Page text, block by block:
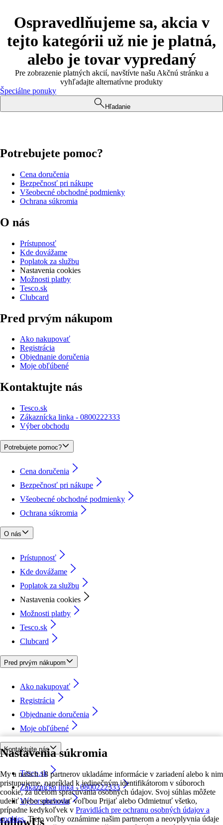
Nastavenia súkromia
My a našich 18 partnerov ukladáme informácie v zariadení alebo k nim
pristupujeme, napríklad k jedinečným identifikátorom v súboroch
cookie, za účelom spracúvania osobných údajov. Svoj súhlas môžete
udeliť alebo spravovať voľbou Prijať alebo Odmietnuť všetko,
prípadne kedykoľvek v Pravidlách pre ochranu osobných údajov a
cookies. Tieto voľby oznámime našim partnerom a neovplyvnia údaje
Ospravedlňujeme sa, akcia v
tejto kategórii už nie je platná,
alebo je tovar vypredaný
Pre zobrazenie platných akcií, navštívte našu Akčnú stránku a
vyhľadajte alternatívne produkty
Špeciálne ponuky
Hľadanie
Potrebujete pomoc?
Cena doručenia
Bezpečnosť pri nákupe
Všeobecné obchodné podmienky
Ochrana súkromia
O nás
Prístupnosť
Kde dovážame
Poplatok za službu
Nastavenia cookies
Možnosti platby
Tesco.sk
Clubcard
Pred prvým nákupom
Ako nakupovať
Registrácia
Objednanie doručenia
Moje obľúbené
Kontaktujte nás
Tesco.sk
Zákaznícka linka - 0800222333
Výber obchodu
Potrebujete pomoc?
Cena doručenia
Bezpečnosť pri nákupe
Všeobecné obchodné podmienky
Ochrana súkromia
O nás
Prístupnosť
Kde dovážame
Poplatok za službu
Nastavenia cookies
Možnosti platby
Tesco.sk
Clubcard
Pred prvým nákupom
Ako nakupovať
Registrácia
Objednanie doručenia
Moje obľúbené
Kontaktujte nás
Tesco.sk
Zákaznícka linka - 0800222333
Výber obchodu
followUs